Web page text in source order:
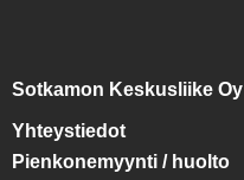
Sotkamon Keskusliike Oy
Yhteystiedot
Pienkonemyynti / huolto